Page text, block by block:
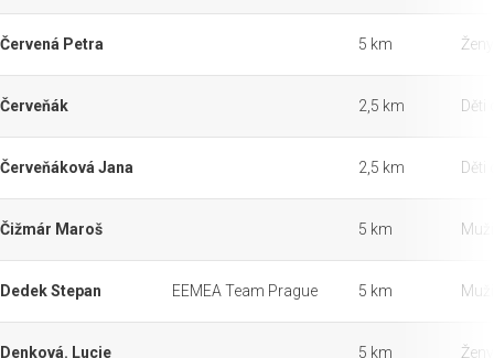
Červená Petra 5 km Ženy
Červeňák 2,5 km Děti
Červeňáková Jana 2,5 km Děti
Čižmár Maroš 5 km Muži
Dedek Stepan EEMEA Team Prague 5 km Muži
Denková. Lucie 5 km Ženy